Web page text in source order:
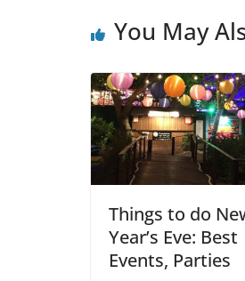
You May
Things to do
Year’s Eve: Best
Events, Parties